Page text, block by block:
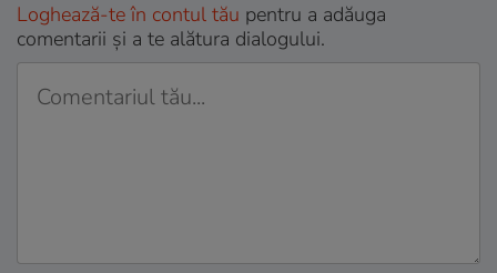
Loghează-te în contul tău pentru a adăuga
comentarii și a te alătura dialogului.